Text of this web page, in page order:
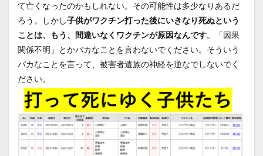
て亡くなったのかもしれない。その可能性は多少なりあるだ
ろう。しかし子供がワクチン打った後にいきなり死ぬという
ことは、もう、間違いなくワクチンが原因なんです。「因果
関係不明」とかバカなことを言わないでください。そういう
バカなことを言って、被害者遺族の神経を逆なでしないでく
ださい。